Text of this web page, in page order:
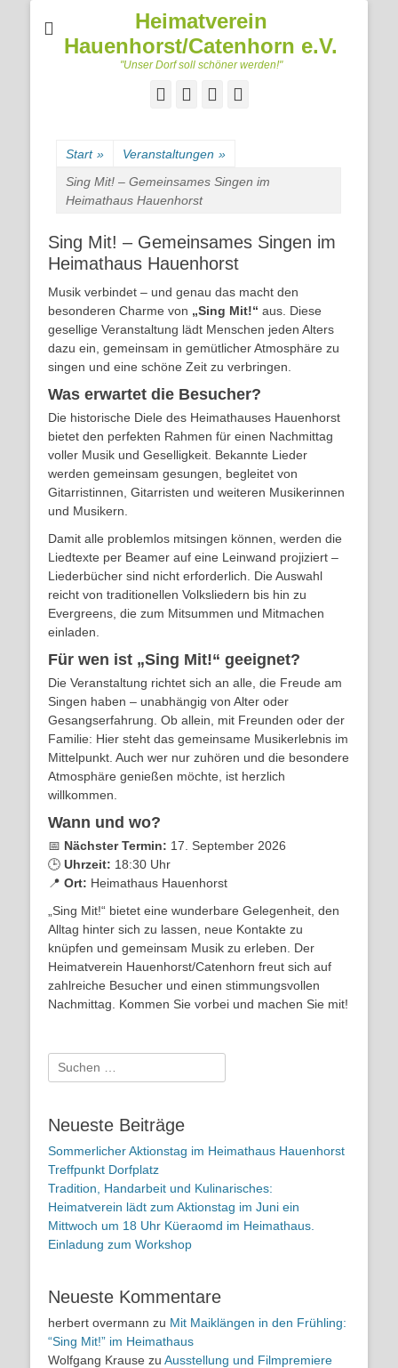
Heimatverein
Hauenhorst/Catenhorn e.V.
"Unser Dorf soll schöner werden!"
FacebookGoogleplus
Start » Veranstaltungen »
Sing Mit! – Gemeinsames Singen im
Heimathaus Hauenhorst
Sing Mit! – Gemeinsames Singen im
Heimathaus Hauenhorst
Musik verbindet – und genau das macht den
besonderen Charme von „Sing Mit!“ aus. Diese
gesellige Veranstaltung lädt Menschen jeden Alters
dazu ein, gemeinsam in gemütlicher Atmosphäre zu
singen und eine schöne Zeit zu verbringen.
Was erwartet die Besucher?
Die historische Diele des Heimathauses Hauenhorst
bietet den perfekten Rahmen für einen Nachmittag
voller Musik und Geselligkeit. Bekannte Lieder
werden gemeinsam gesungen, begleitet von
Gitarristinnen, Gitarristen und weiteren Musikerinnen
und Musikern.
Damit alle problemlos mitsingen können, werden die
Liedtexte per Beamer auf eine Leinwand projiziert –
Liederbücher sind nicht erforderlich. Die Auswahl
reicht von traditionellen Volksliedern bis hin zu
Evergreens, die zum Mitsummen und Mitmachen
einladen.
Für wen ist „Sing Mit!“ geeignet?
Die Veranstaltung richtet sich an alle, die Freude am
Singen haben – unabhängig von Alter oder
Gesangserfahrung. Ob allein, mit Freunden oder der
Familie: Hier steht das gemeinsame Musikerlebnis im
Mittelpunkt. Auch wer nur zuhören und die besondere
Atmosphäre genießen möchte, ist herzlich
willkommen.
Wann und wo?
📅 Nächster Termin: 17. September 2026
🕒 Uhrzeit: 18:30 Uhr
📍 Ort: Heimathaus Hauenhorst
„Sing Mit!“ bietet eine wunderbare Gelegenheit, den
Alltag hinter sich zu lassen, neue Kontakte zu
knüpfen und gemeinsam Musik zu erleben. Der
Heimatverein Hauenhorst/Catenhorn freut sich auf
zahlreiche Besucher und einen stimmungsvollen
Nachmittag. Kommen Sie vorbei und machen Sie mit!
Suchen
nach:
Neueste Beiträge
Sommerlicher Aktionstag im Heimathaus Hauenhorst
Treffpunkt Dorfplatz
Tradition, Handarbeit und Kulinarisches:
Heimatverein lädt zum Aktionstag im Juni ein
Mittwoch um 18 Uhr Küeraomd im Heimathaus.
Einladung zum Workshop
Neueste Kommentare
herbert overmann zu Mit Maiklängen in den Frühling:
“Sing Mit!” im Heimathaus
Wolfgang Krause zu Ausstellung und Filmpremiere